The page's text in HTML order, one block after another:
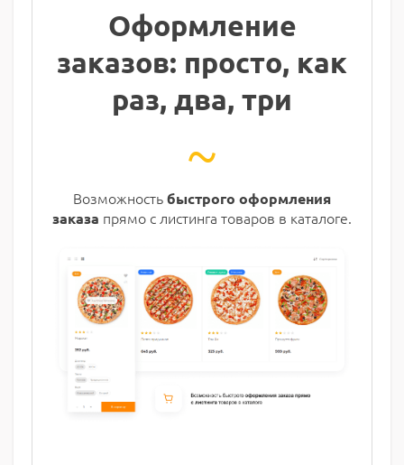
Оформление
заказов: просто, как
раз, два, три
~
Возможностьбыстрого оформления
заказа прямо с листинга товаров в каталоге.